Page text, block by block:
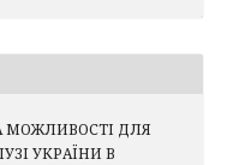
МОЖЛИВОСТІ ДЛЯ
УКРАЇНИ В